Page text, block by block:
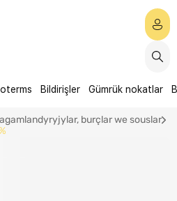
Bildirişler Gümrük nokatlar
burçlar we souslar